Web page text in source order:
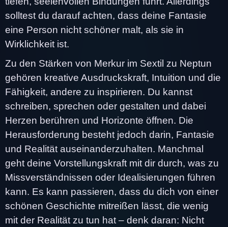
solltest du darauf achten, dass deine Fantasie
eine Person nicht schöner malt, als sie in
Wirklichkeit ist.
Zu den Stärken von Merkur im Sextil zu Neptun
gehören kreative Ausdruckskraft, Intuition und die
Fähigkeit, andere zu inspirieren. Du kannst
schreiben, sprechen oder gestalten und dabei
Herzen berühren und Horizonte öffnen. Die
Herausforderung besteht jedoch darin, Fantasie
und Realität auseinanderzuhalten. Manchmal
geht deine Vorstellungskraft mit dir durch, was zu
Missverständnissen oder Idealisierungen führen
kann. Es kann passieren, dass du dich von einer
schönen Geschichte mitreißen lässt, die wenig
mit der Realität zu tun hat – denk daran: Nicht